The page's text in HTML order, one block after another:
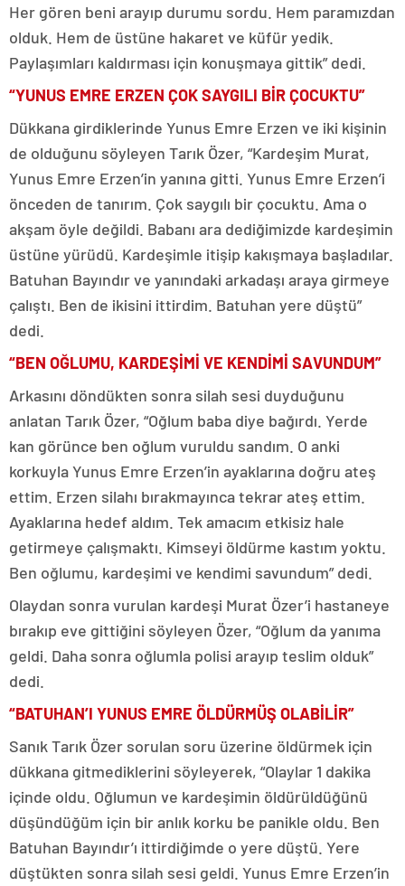
Her gören beni arayıp durumu sordu. Hem paramızdan
olduk. Hem de üstüne hakaret ve küfür yedik.
Paylaşımları kaldırması için konuşmaya gittik” dedi.
“YUNUS EMRE ERZEN ÇOK SAYGILI BİR ÇOCUKTU”
Dükkana girdiklerinde Yunus Emre Erzen ve iki kişinin
de olduğunu söyleyen Tarık Özer, “Kardeşim Murat,
Yunus Emre Erzen’in yanına gitti. Yunus Emre Erzen’i
önceden de tanırım. Çok saygılı bir çocuktu. Ama o
akşam öyle değildi. Babanı ara dediğimizde kardeşimin
üstüne yürüdü. Kardeşimle itişip kakışmaya başladılar.
Batuhan Bayındır ve yanındaki arkadaşı araya girmeye
çalıştı. Ben de ikisini ittirdim. Batuhan yere düştü”
dedi.
“BEN OĞLUMU, KARDEŞİMİ VE KENDİMİ SAVUNDUM”
Arkasını döndükten sonra silah sesi duyduğunu
anlatan Tarık Özer, “Oğlum baba diye bağırdı. Yerde
kan görünce ben oğlum vuruldu sandım. O anki
korkuyla Yunus Emre Erzen’in ayaklarına doğru ateş
ettim. Erzen silahı bırakmayınca tekrar ateş ettim.
Ayaklarına hedef aldım. Tek amacım etkisiz hale
getirmeye çalışmaktı. Kimseyi öldürme kastım yoktu.
Ben oğlumu, kardeşimi ve kendimi savundum” dedi.
Olaydan sonra vurulan kardeşi Murat Özer’i hastaneye
bırakıp eve gittiğini söyleyen Özer, “Oğlum da yanıma
geldi. Daha sonra oğlumla polisi arayıp teslim olduk”
dedi.
“BATUHAN’I YUNUS EMRE ÖLDÜRMÜŞ OLABİLİR”
Sanık Tarık Özer sorulan soru üzerine öldürmek için
dükkana gitmediklerini söyleyerek, “Olaylar 1 dakika
içinde oldu. Oğlumun ve kardeşimin öldürüldüğünü
düşündüğüm için bir anlık korku be panikle oldu. Ben
Batuhan Bayındır’ı ittirdiğimde o yere düştü. Yere
düştükten sonra silah sesi geldi. Yunus Emre Erzen’in